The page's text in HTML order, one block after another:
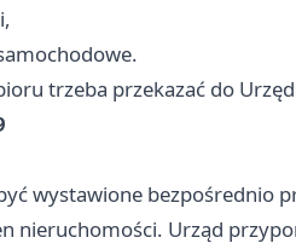
trzeba przekazać do
wystawione bezpośrednio
nieruchomości. Urząd